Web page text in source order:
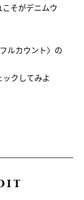
そがデニムウ
ルカウント〉の
ックしてみよ